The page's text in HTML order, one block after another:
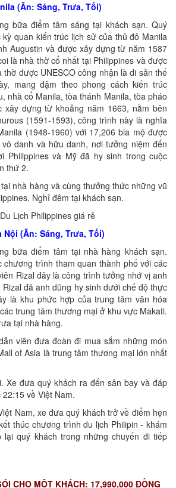
(Ăn: Sáng, Trưa, Tối)
bữa điểm tâm sáng tại khách sạn. Quý
quan kiến trúc lịch sử của thủ đô Manila
Augustin và được xây dựng từ năm 1587
là nhà thờ cổ nhất tại Philippines và được
được UNESCO công nhận là di sản thế
mang đậm theo phong cách kiến trúc
nhà cổ Manila, tòa thánh Manila, tòa pháo
xây dựng từ khoảng năm 1663, nằm bên
(1591-1593), công trình này là nghĩa
(1948-1960) với 17,206 bia mộ được
danh và hữu danh, nơi tưởng niệm đến
Philippines và Mỹ đã hy sinh trong cuộc
thứ 2.
nhà hàng và cùng thưởng thức những vũ
Nghỉ đêm tại khách sạn.
Nội (Ăn: Sáng, Trưa, Tối)
bữa điểm tâm tại nhà hàng khách sạn.
trình tham quan thành phố với các
Rizal đây là công trình tưởng nhớ vị anh
Rizal đã anh dũng hy sinh dưới chế độ thực
là khu phức hợp của trung tâm văn hóa
trung tâm thương mại ở khu vực Makati.
tại nhà hàng.
viên đưa đoàn đi mua sắm những món
of Asia là trung tâm thương mại lớn nhất
Xe đưa quý khách ra đến sân bay và đáp
về Việt Nam.
Nam, xe đưa quý khách trở về điểm hẹn
thúc chương trình du lịch Philipin - khám
lại quý khách trong những chuyến đi tiếp
CHO MỘT KHÁCH: 17,990,000 ĐỒNG